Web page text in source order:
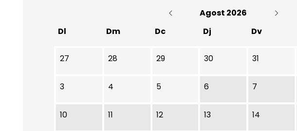
Agost 2026
Dl
Dm Dc Dj Dv
No hi ha cap activitat aquest mes
27 28 29 30 31
3 4 5 6 7
10 11 12 13 14